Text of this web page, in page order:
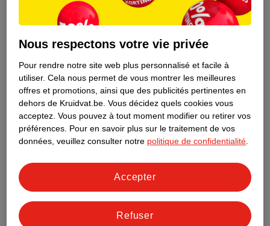
Glorix Javel Épaisse
1.
99
Nous respectons votre vie privée
Pour rendre notre site web plus personnalisé et facile à
utiliser. Cela nous permet de vous montrer les meilleures
offres et promotions, ainsi que des publicités pertinentes en
dehors de Kruidvat.be. Vous décidez quels cookies vous
acceptez. Vous pouvez à tout moment modifier ou retirer vos
préférences. Pour en savoir plus sur le traitement de vos
données, veuillez consulter notre politique de confidentialité
Refuser
Accepter